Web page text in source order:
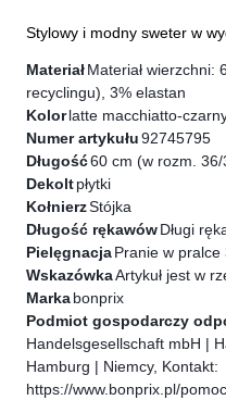
Stylowy i modny sweter w
MateriałMateriał wierzchni:
recyclingu), 3% elastan
Kolorlatte macchiatto-
Numer artykułu92745795
Długość60 cm (w rozm. 36/
Dekoltpłytki
KołnierzStójka
Długość rękawówDługi
PielęgnacjaPranie w pralce
WskazówkaArtykuł jest w
Markabonprix
Podmiot gospodarczy
Handelsgesellschaft mbH |
Hamburg | Niemcy, Kontakt:
https://www.bonprix.pl/